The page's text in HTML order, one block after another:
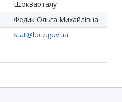
Щокварталу
Федик Ольга Михайлівна
stat@locz.gov.ua